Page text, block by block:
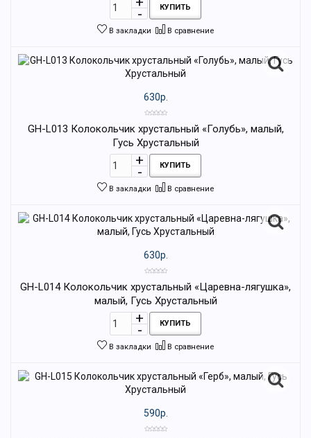
КУПИТЬ
В закладки В сравнение
630р.
GH-L013 Колокольчик хрустальный «Голубь», малый,
Гусь Хрустальный
КУПИТЬ
В закладки В сравнение
630р.
GH-L014 Колокольчик хрустальный «Царевна-лягушка»,
малый, Гусь Хрустальный
КУПИТЬ
В закладки В сравнение
590р.